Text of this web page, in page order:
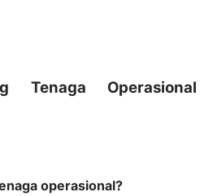
Tenaga Operasional
operasional?